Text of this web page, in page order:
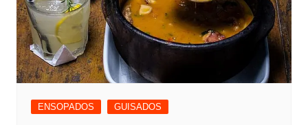
ENSOPADOS GUISADOS